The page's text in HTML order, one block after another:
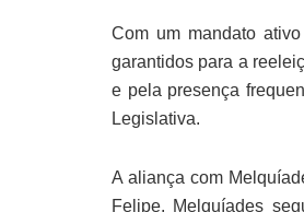
Com um mandato
garantidos para a
e pela presença
Legislativa.
A aliança com
Felipe. Melquíades